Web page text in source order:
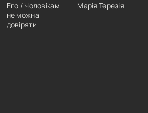
Его / Чоловікам
не можна
довіряти
Марія Терезія